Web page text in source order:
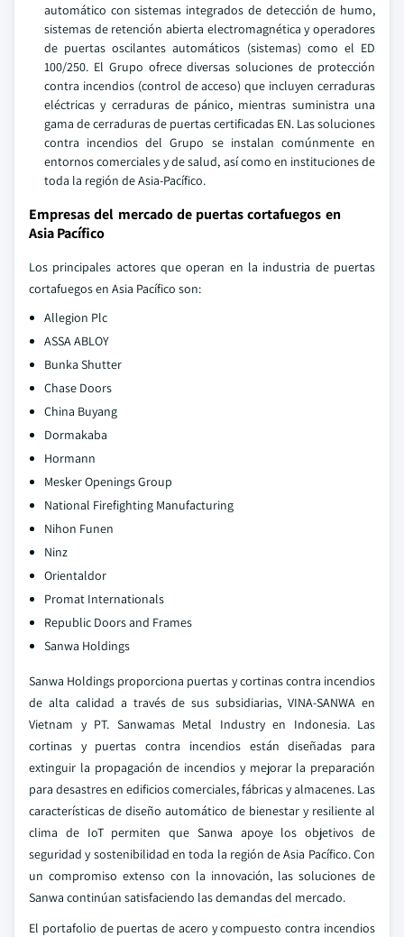
automático con sistemas integrados de detección de humo,
sistemas de retención abierta electromagnética y operadores
de puertas oscilantes automáticos (sistemas) como el ED
100/250. El Grupo ofrece diversas soluciones de protección
contra incendios (control de acceso) que incluyen cerraduras
eléctricas y cerraduras de pánico, mientras suministra una
gama de cerraduras de puertas certificadas EN. Las soluciones
contra incendios del Grupo se instalan comúnmente en
entornos comerciales y de salud, así como en instituciones de
toda la región de Asia-Pacífico.
Empresas del mercado de puertas cortafuegos en
Asia Pacífico
Los principales actores que operan en la industria de puertas
cortafuegos en Asia Pacífico son:
Allegion Plc
ASSA ABLOY
Bunka Shutter
Chase Doors
China Buyang
Dormakaba
Hormann
Mesker Openings Group
National Firefighting Manufacturing
Nihon Funen
Ninz
Orientaldor
Promat Internationals
Republic Doors and Frames
Sanwa Holdings
Sanwa Holdings proporciona puertas y cortinas contra incendios
de alta calidad a través de sus subsidiarias, VINA-SANWA en
Vietnam y PT. Sanwamas Metal Industry en Indonesia. Las
cortinas y puertas contra incendios están diseñadas para
extinguir la propagación de incendios y mejorar la preparación
para desastres en edificios comerciales, fábricas y almacenes. Las
características de diseño automático de bienestar y resiliente al
clima de IoT permiten que Sanwa apoye los objetivos de
seguridad y sostenibilidad en toda la región de Asia Pacífico. Con
un compromiso extenso con la innovación, las soluciones de
Sanwa continúan satisfaciendo las demandas del mercado.
El portafolio de puertas de acero y compuesto contra incendios